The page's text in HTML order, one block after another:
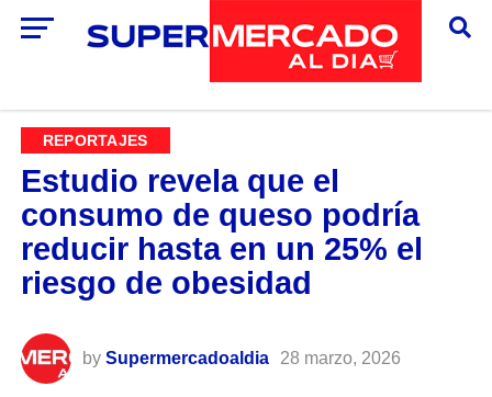
REPORTAJES
Estudio revela que el
consumo de queso podría
reducir hasta en un 25% el
riesgo de obesidad
by Supermercadoaldia 28 marzo, 2026